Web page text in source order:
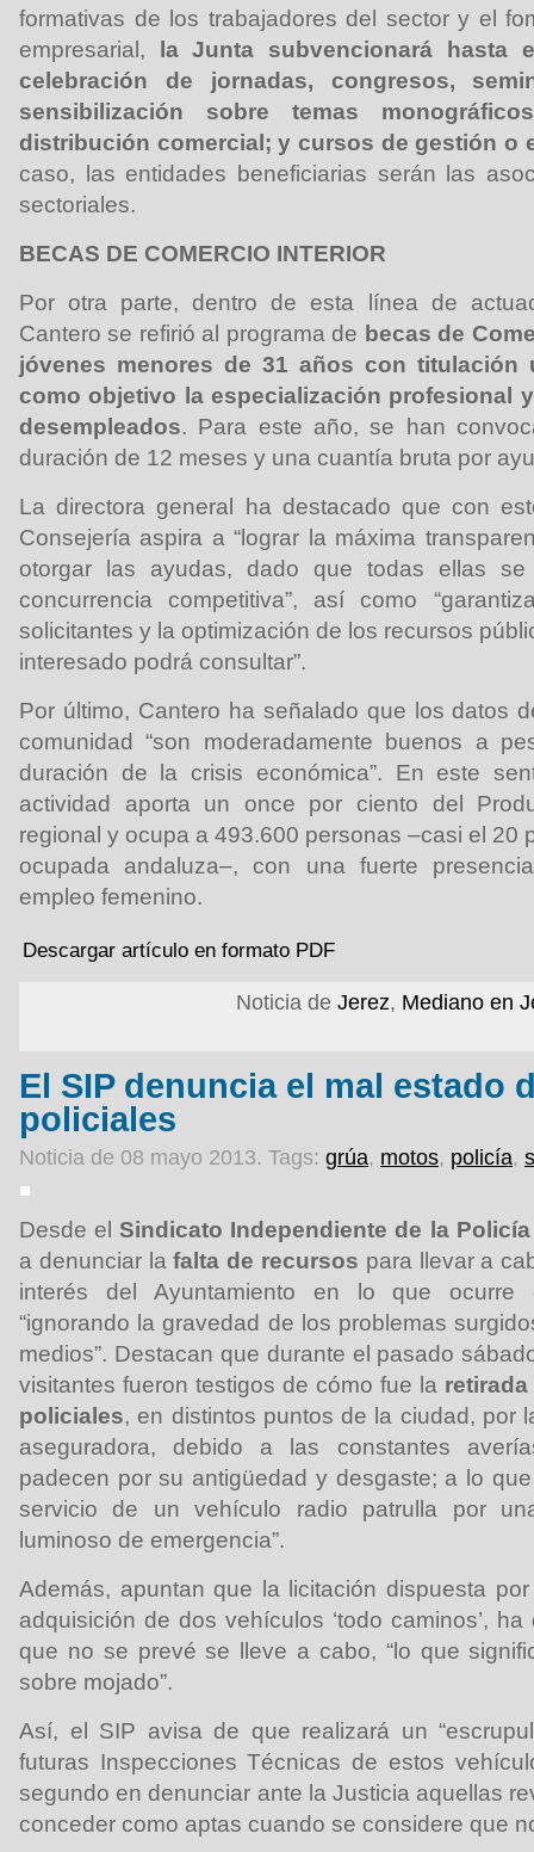
formativas de los trabajadores del sector y el
empresarial, la Junta subvencionará hasta
celebración de jornadas, congresos,
sensibilización sobre temas
distribución comercial; y cursos de gestión o
caso, las entidades beneficiarias serán las
sectoriales.
BECAS DE COMERCIO INTERIOR
Por otra parte, dentro de esta línea de
Cantero se refirió al programa de becas de
jóvenes menores de 31 años con titulación
como objetivo la especialización profesional
desempleados. Para este año, se han
duración de 12 meses y una cuantía bruta por
La directora general ha destacado que con
Consejería aspira a “lograr la máxima
otorgar las ayudas, dado que todas ellas
concurrencia competitiva”, así como
solicitantes y la optimización de los recursos
interesado podrá consultar”.
Por último, Cantero ha señalado que los datos
comunidad “son moderadamente buenos a
duración de la crisis económica”. En este
actividad aporta un once por ciento del
regional y ocupa a 493.600 personas –casi el 20
ocupada andaluza–, con una fuerte
empleo femenino.
Descargar artículo en formato PDF
Noticia de Jerez, Mediano en
El SIP denuncia el mal estado
policiales
Noticia de 08 mayo 2013. Tags: grúa, motos, policía,
Desde elSindicato Independiente de la
a denunciar la falta de recursos para llevar a
interés del Ayuntamiento en lo que ocurre
“ignorando la gravedad de los problemas
medios”. Destacan que durante el pasado
visitantes fueron testigos de cómo fue la
policiales, en distintos puntos de la ciudad, por
aseguradora, debido a las constantes
padecen por su antigüedad y desgaste; a lo
servicio de un vehículo radio patrulla por
luminoso de emergencia”.
Además, apuntan que la licitación dispuesta
adquisición de dos vehículos ‘todo caminos’,
que no se prevé se lleve a cabo, “lo que
sobre mojado”.
Así, el SIP avisa de que realizará un
futuras Inspecciones Técnicas de estos
segundo en denunciar ante la Justicia aquellas
conceder como aptas cuando se considere que